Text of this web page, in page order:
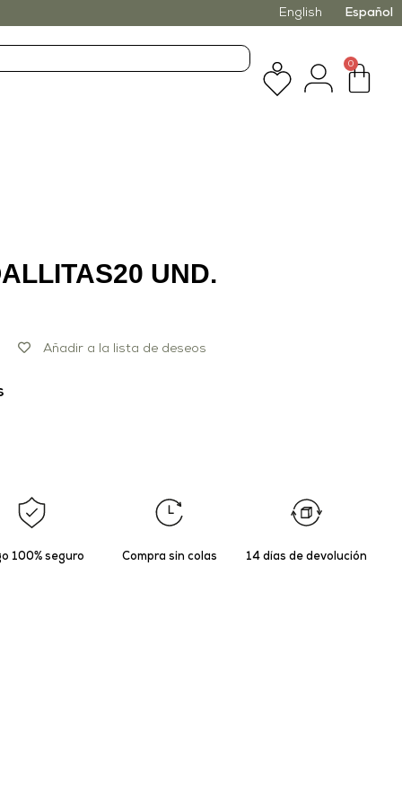
English Español
0
UND.
Añadir a la lista de deseos
100% seguro Compra sin colas 14 días de devolución